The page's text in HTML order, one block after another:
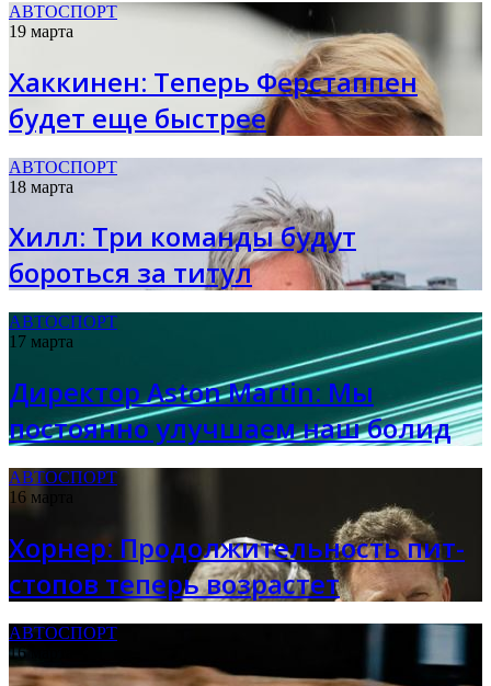
АВТОСПОРТ
19 марта
Хаккинен: Теперь Ферстаппен
будет еще быстрее
АВТОСПОРТ
18 марта
Хилл: Три команды будут
бороться за титул
АВТОСПОРТ
17 марта
Директор Aston Martin: Мы
постоянно улучшаем наш болид
АВТОСПОРТ
16 марта
Хорнер: Продолжительность пит-
стопов теперь возрастет
АВТОСПОРТ
16 марта